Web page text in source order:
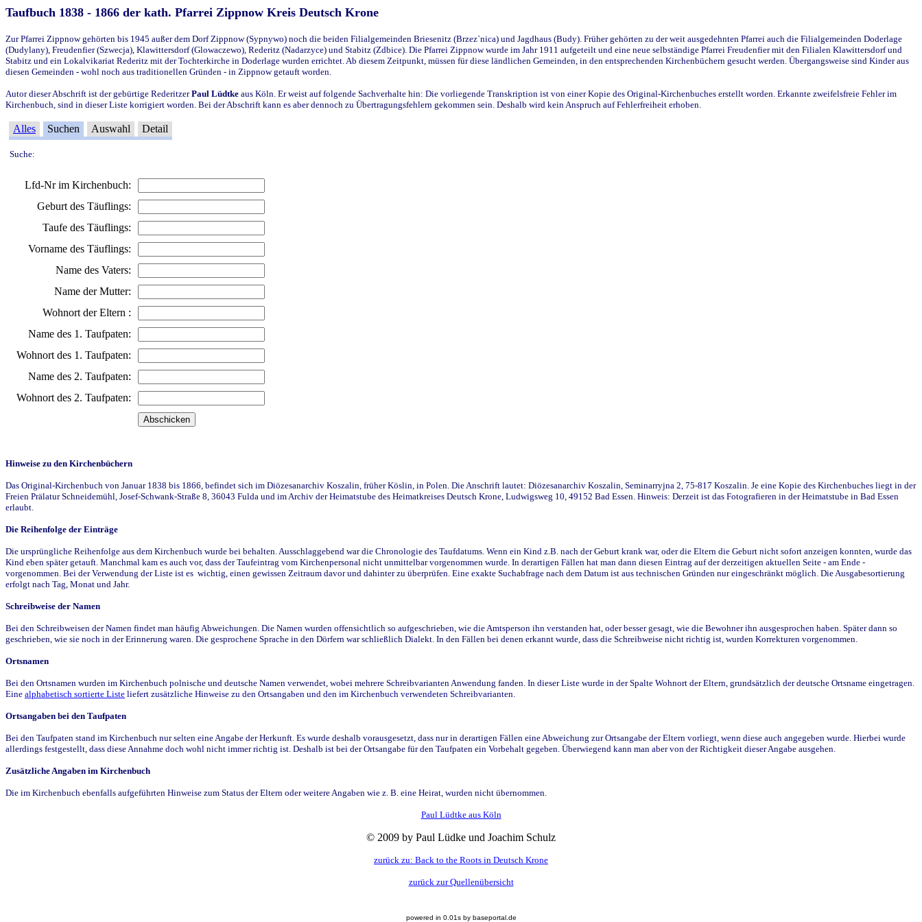
Taufbuch 1838 - 1866 der kath. Pfarrei Zippnow Kreis Deutsch Krone
Zur Pfarrei Zippnow gehörten bis 1945 außer dem Dorf Zippnow (Sypnywo) noch die beiden Filialgemeinden Briesenitz (Brzez`nica) und Jagdhaus (Budy). Früher gehörten zu der weit ausgedehnten Pfarrei auch die Filialgemeinden Doderlage
(Dudylany), Freudenfier (Szwecja), Klawittersdorf (Glowaczewo), Rederitz (Nadarzyce) und Stabitz (Zdbice). Die Pfarrei Zippnow wurde im Jahr 1911 aufgeteilt und eine neue selbständige Pfarrei Freudenfier mit den Filialen Klawittersdorf und
Stabitz und ein Lokalvikariat Rederitz mit der Tochterkirche in Doderlage wurden errichtet. Ab diesem Zeitpunkt, müssen für diese ländlichen Gemeinden, in den entsprechenden Kirchenbüchern gesucht werden. Übergangsweise sind Kinder aus
diesen Gemeinden - wohl noch aus traditionellen Gründen - in Zippnow getauft worden.
Autor dieser Abschrift ist der gebürtige RederitzerPaul Lüdtke aus Köln. Er weist auf folgende Sachverhalte hin: Die vorliegende Transkription ist von einer Kopie des Original-Kirchenbuches erstellt worden. Erkannte zweifelsfreie Fehler im
Kirchenbuch, sind in dieser Liste korrigiert worden. Bei der Abschrift kann es aber dennoch zu Übertragungsfehlern gekommen sein. Deshalb wird kein Anspruch auf Fehlerfreiheit erhoben.
Alles Suchen Auswahl Detail
Suche:
Lfd-Nr im Kirchenbuch:
Geburt des Täuflings:
Taufe des Täuflings:
Vorname des Täuflings:
Name des Vaters:
Name der Mutter:
Wohnort der Eltern :
Name des 1. Taufpaten:
Wohnort des 1. Taufpaten:
Name des 2. Taufpaten:
Wohnort des 2. Taufpaten:
Hinweise zu den Kirchenbüchern
Das Original-Kirchenbuch von Januar 1838 bis 1866, befindet sich im Diözesanarchiv Koszalin, früher Köslin, in Polen. Die Anschrift lautet: Diözesanarchiv Koszalin, Seminarryjna 2, 75-817 Koszalin. Je eine Kopie des Kirchenbuches liegt in der
Freien Prälatur Schneidemühl, Josef-Schwank-Straße 8, 36043 Fulda und im Archiv der Heimatstube des Heimatkreises Deutsch Krone, Ludwigsweg 10, 49152 Bad Essen. Hinweis: Derzeit ist das Fotografieren in der Heimatstube in Bad Essen
erlaubt.
Die Reihenfolge der Einträge
Die ursprüngliche Reihenfolge aus dem Kirchenbuch wurde bei behalten. Ausschlaggebend war die Chronologie des Taufdatums. Wenn ein Kind z.B. nach der Geburt krank war, oder die Eltern die Geburt nicht sofort anzeigen konnten, wurde das
Kind eben später getauft. Manchmal kam es auch vor, dass der Taufeintrag vom Kirchenpersonal nicht unmittelbar vorgenommen wurde. In derartigen Fällen hat man dann diesen Eintrag auf der derzeitigen aktuellen Seite - am Ende -
vorgenommen. Bei der Verwendung der Liste ist es wichtig, einen gewissen Zeitraum davor und dahinter zu überprüfen. Eine exakte Suchabfrage nach dem Datum ist aus technischen Gründen nur eingeschränkt möglich. Die Ausgabesortierung
erfolgt nach Tag, Monat und Jahr.
Schreibweise der Namen
Bei den Schreibweisen der Namen findet man häufig Abweichungen. Die Namen wurden offensichtlich so aufgeschrieben, wie die Amtsperson ihn verstanden hat, oder besser gesagt, wie die Bewohner ihn ausgesprochen haben. Später dann so
geschrieben, wie sie noch in der Erinnerung waren. Die gesprochene Sprache in den Dörfern war schließlich Dialekt. In den Fällen bei denen erkannt wurde, dass die Schreibweise nicht richtig ist, wurden Korrekturen vorgenommen.
Ortsnamen
Bei den Ortsnamen wurden im Kirchenbuch polnische und deutsche Namen verwendet, wobei mehrere Schreibvarianten Anwendung fanden. In dieser Liste wurde in der Spalte Wohnort der Eltern, grundsätzlich der deutsche Ortsname eingetragen.
Eine alphabetisch sortierte Liste liefert zusätzliche Hinweise zu den Ortsangaben und den im Kirchenbuch verwendeten Schreibvarianten.
Ortsangaben bei den Taufpaten
Bei den Taufpaten stand im Kirchenbuch nur selten eine Angabe der Herkunft. Es wurde deshalb vorausgesetzt, dass nur in derartigen Fällen eine Abweichung zur Ortsangabe der Eltern vorliegt, wenn diese auch angegeben wurde. Hierbei wurde
allerdings festgestellt, dass diese Annahme doch wohl nicht immer richtig ist. Deshalb ist bei der Ortsangabe für den Taufpaten ein Vorbehalt gegeben. Überwiegend kann man aber von der Richtigkeit dieser Angabe ausgehen.
Zusätzliche Angaben im Kirchenbuch
Die im Kirchenbuch ebenfalls aufgeführten Hinweise zum Status der Eltern oder weitere Angaben wie z. B. eine Heirat, wurden nicht übernommen.
Paul Lüdtke aus Köln
© 2009 by Paul Lüdke und Joachim Schulz
zurück zu: Back to the Roots in Deutsch Krone
zurück zur Quellenübersicht
powered in 0.01s by baseportal.de